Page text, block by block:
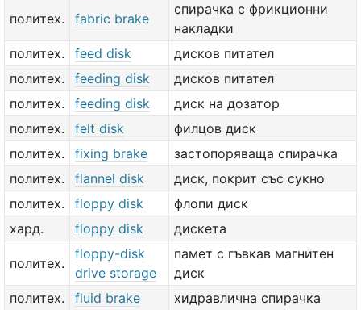
политех. fabric brake
спирачка с фрикционни
накладки
политех.
feed disk
дисков питател
политех.
feeding disk
дисков питател
политех.
feeding disk
диск на дозатор
политех.
felt disk
филцов диск
политех.
fixing brake
застопоряваща спирачка
политех.
flannel disk
диск, покрит със сукно
политех.
floppy disk
флопи диск
хард.
floppy disk дискета
политех.
floppy-disk
drive storage
памет с гъвкав магнитен
диск
политех.
fluid brake хидравлична спирачка